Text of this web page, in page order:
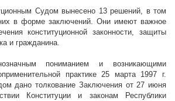
Судом вынесено 13 решений, в том
в форме заключений. Они имеют важное
конституционной законности, защиты
и гражданина.
пониманием и возникающими
практике 25 марта 1997 г.
дано толкование Заключения от 27 июня
Конституции и законам Республики